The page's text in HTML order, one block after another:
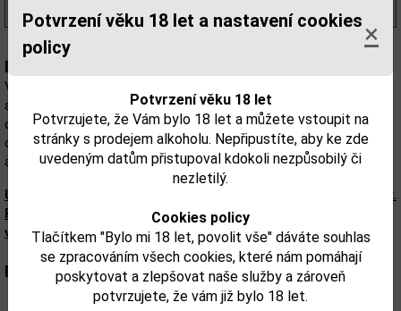
Potvrzení věku 18 let a nastavení cookies
policy
×
Potvrzení věku 18 let
Potvrzujete, že Vám bylo 18 let a můžete vstoupit na
stránky s prodejem alkoholu. Nepřipustíte, aby ke zde
uvedeným datům přistupoval kdokoli nezpůsobilý či
nezletilý.
Cookies policy
Tlačítkem "Bylo mi 18 let, povolit vše" dáváte souhlas
se zpracováním všech cookies, které nám pomáhají
poskytovat a zlepšovat naše služby a zároveň
potvrzujete, že vám již bylo 18 let.
Popis:
Víno s jasnou, svěží barvou a jemnou vůní citrusů, zeleného jablka
a čerstvých bylinek. V chuti se projevuje lehkost a čistota,
doplněná o svěží tóny bílého rybízu a zeleného hroznu. Jeho
osvěžující kyselinka dává vínu živost a vyváženost. Závěr je jemný
a dlouhý, s nádechem čerstvých květů a citrusové kůry.
Upozorňujeme, že tento produkt může obsahovat alergeny.
Přesné složení a alergeny jsou k dispozici na obalu
výrobku. Zkontrolujte prosím před konzumací.
Parametry: